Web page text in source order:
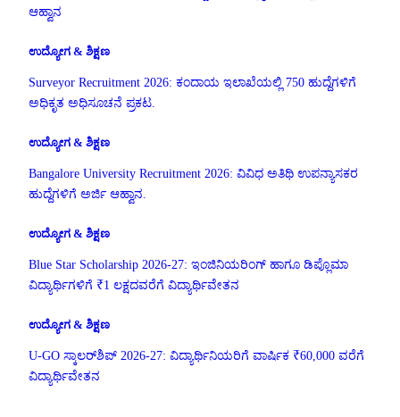
ಆಹ್ವಾನ
ಉದ್ಯೋಗ & ಶಿಕ್ಷಣ
Surveyor Recruitment 2026: ಕಂದಾಯ ಇಲಾಖೆಯಲ್ಲಿ 750 ಹುದ್ದೆಗಳಿಗೆ
ಅಧಿಕೃತ ಅಧಿಸೂಚನೆ ಪ್ರಕಟ.
ಉದ್ಯೋಗ & ಶಿಕ್ಷಣ
Bangalore University Recruitment 2026: ವಿವಿಧ ಅತಿಥಿ ಉಪನ್ಯಾಸಕರ
ಹುದ್ದೆಗಳಿಗೆ ಅರ್ಜಿ ಆಹ್ವಾನ.
ಉದ್ಯೋಗ & ಶಿಕ್ಷಣ
Blue Star Scholarship 2026-27: ಇಂಜಿನಿಯರಿಂಗ್ ಹಾಗೂ ಡಿಪ್ಲೊಮಾ
ವಿದ್ಯಾರ್ಥಿಗಳಿಗೆ ₹1 ಲಕ್ಷದವರೆಗೆ ವಿದ್ಯಾರ್ಥಿವೇತನ
ಉದ್ಯೋಗ & ಶಿಕ್ಷಣ
U-GO ಸ್ಕಾಲರ್‌ಶಿಪ್ 2026-27: ವಿದ್ಯಾರ್ಥಿನಿಯರಿಗೆ ವಾರ್ಷಿಕ ₹60,000 ವರೆಗೆ
ವಿದ್ಯಾರ್ಥಿವೇತನ